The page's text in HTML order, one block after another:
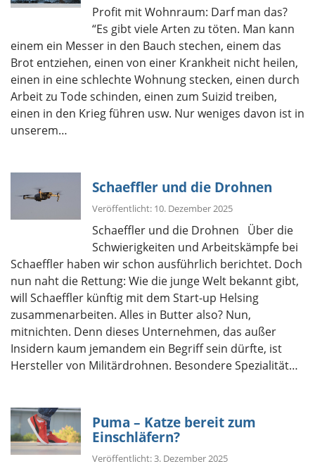
Profit mit Wohnraum: Darf man das?
“Es gibt viele Arten zu töten. Man kann
einem ein Messer in den Bauch stechen, einem das
Brot entziehen, einen von einer Krankheit nicht heilen,
einen in eine schlechte Wohnung stecken, einen durch
Arbeit zu Tode schinden, einen zum Suizid treiben,
einen in den Krieg führen usw. Nur weniges davon ist in
unserem…
Schaeffler und die Drohnen
Veröffentlicht: 10. Dezember 2025
Schaeffler und die Drohnen Über die
Schwierigkeiten und Arbeitskämpfe bei
Schaeffler haben wir schon ausführlich berichtet. Doch
nun naht die Rettung: Wie die junge Welt bekannt gibt,
will Schaeffler künftig mit dem Start-up Helsing
zusammenarbeiten. Alles in Butter also? Nun,
mitnichten. Denn dieses Unternehmen, das außer
Insidern kaum jemandem ein Begriff sein dürfte, ist
Hersteller von Militärdrohnen. Besondere Spezialität…
Puma – Katze bereit zum
Einschläfern?
Veröffentlicht: 3. Dezember 2025